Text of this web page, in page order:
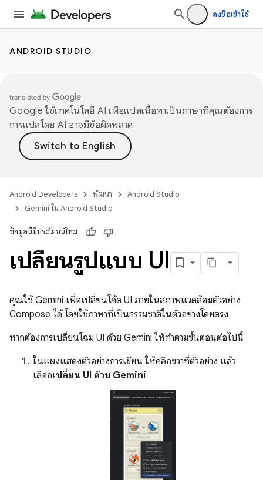
ลงชื่อเข้าใช้
ANDROID STUDIO
Google ใช้เทคโนโลยี AI เพื่อแปลเนื้อหาเป็นภาษาที่คุณต้องการ
การแปลโดย AI อาจมีข้อผิดพลาด
Android Developers พัฒนา
Android Studio
Gemini ใน Android Studio
ข้อมูลนี้มีประโยชน์ไหม
เปลี่ยนรูปแบบ UI
คุณใช้ Gemini เพื่อเปลี่ยนโค้ด UI ภายในสภาพแวดล้อมตัวอย่าง
Compose ได้ โดยใช้ภาษาที่เป็นธรรมชาติในตัวอย่างโดยตรง
หากต้องการเปลี่ยนโฉม UI ด้วย Gemini ให้ทำตามขั้นตอนต่อไปนี้
ในแผงแสดงตัวอย่างการเขียน ให้คลิกขวาที่ตัวอย่าง แล้ว
เลือกเปลี่ยน UI ด้วย Gemini